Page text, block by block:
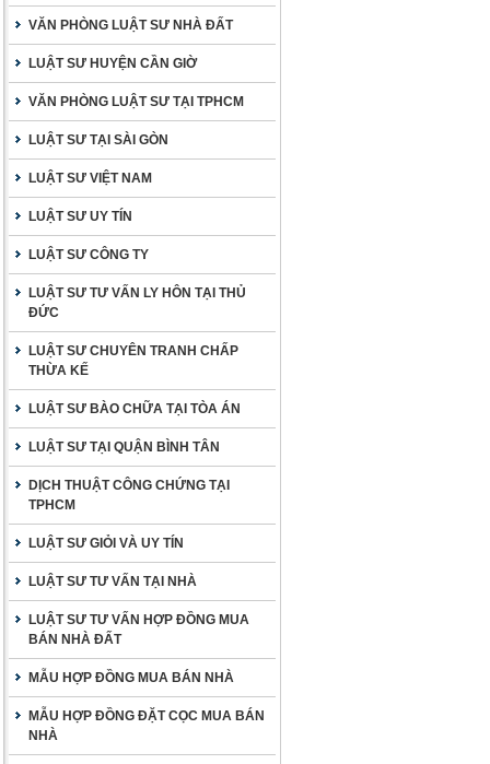
VĂN PHÒNG LUẬT SƯ NHÀ ĐẤT
LUẬT SƯ HUYỆN CẦN GIỜ
VĂN PHÒNG LUẬT SƯ TẠI TPHCM
LUẬT SƯ TẠI SÀI GÒN
LUẬT SƯ VIỆT NAM
LUẬT SƯ UY TÍN
LUẬT SƯ CÔNG TY
LUẬT SƯ TƯ VẤN LY HÔN TẠI THỦ
ĐỨC
LUẬT SƯ CHUYÊN TRANH CHẤP
THỪA KẾ
LUẬT SƯ BÀO CHỮA TẠI TÒA ÁN
LUẬT SƯ TẠI QUẬN BÌNH TÂN
DỊCH THUẬT CÔNG CHỨNG TẠI
TPHCM
LUẬT SƯ GIỎI VÀ UY TÍN
LUẬT SƯ TƯ VẤN TẠI NHÀ
LUẬT SƯ TƯ VẤN HỢP ĐỒNG MUA
BÁN NHÀ ĐẤT
MẪU HỢP ĐỒNG MUA BÁN NHÀ
MẪU HỢP ĐỒNG ĐẶT CỌC MUA BÁN
NHÀ